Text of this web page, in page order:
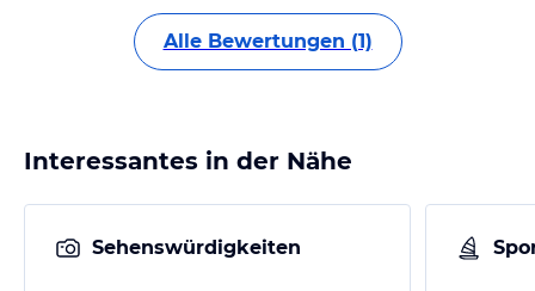
Alle Bewertungen (1)
Interessantes in der Nähe
Sehenswürdigkeiten